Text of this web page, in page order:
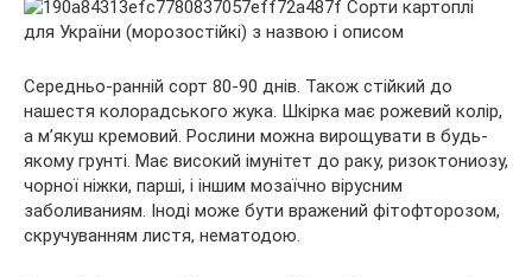
Середньо-ранній сорт 80-90 днів. Також стійкий до
нашестя колорадського жука. Шкірка має рожевий колір,
а м’якуш кремовий. Рослини можна вирощувати в будь-
якому грунті. Має високий імунітет до раку, ризоктониозу,
чорної ніжки, парші, і іншим мозаїчно вірусним
заболиваниям. Іноді може бути вражений фітофторозом,
скручуванням листя, нематодою.